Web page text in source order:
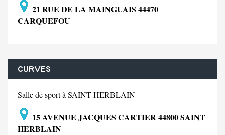
21 RUE DE LA MAINGUAIS 44470
CARQUEFOU
CURVES
Salle de sport à SAINT HERBLAIN
15 AVENUE JACQUES CARTIER 44800 SAINT
HERBLAIN